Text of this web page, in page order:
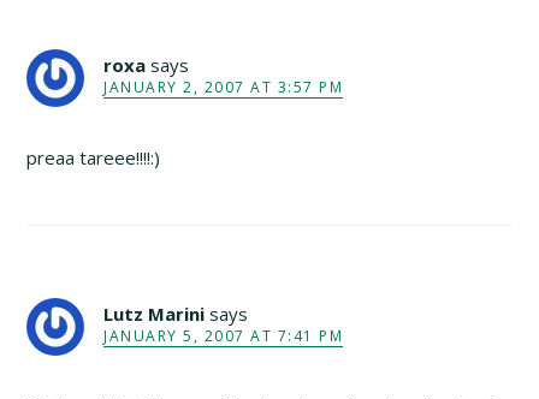
roxa says
JANUARY 2, 2007 AT 3:57 PM
preaa tareee!!!!:)
Lutz Marini says
JANUARY 5, 2007 AT 7:41 PM